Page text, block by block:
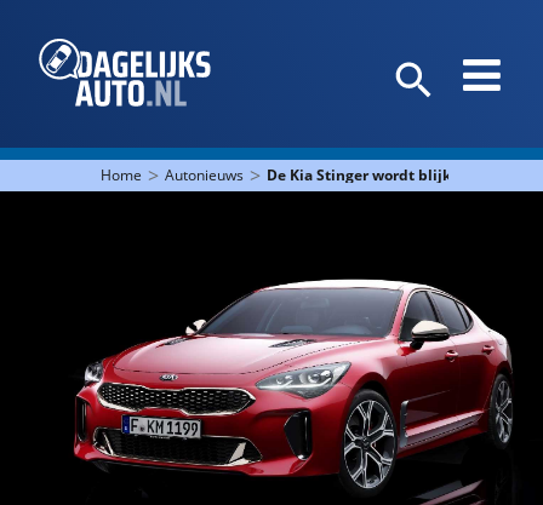
Home > Autonieuws > De Kia Stinger wordt blijkbaar nog